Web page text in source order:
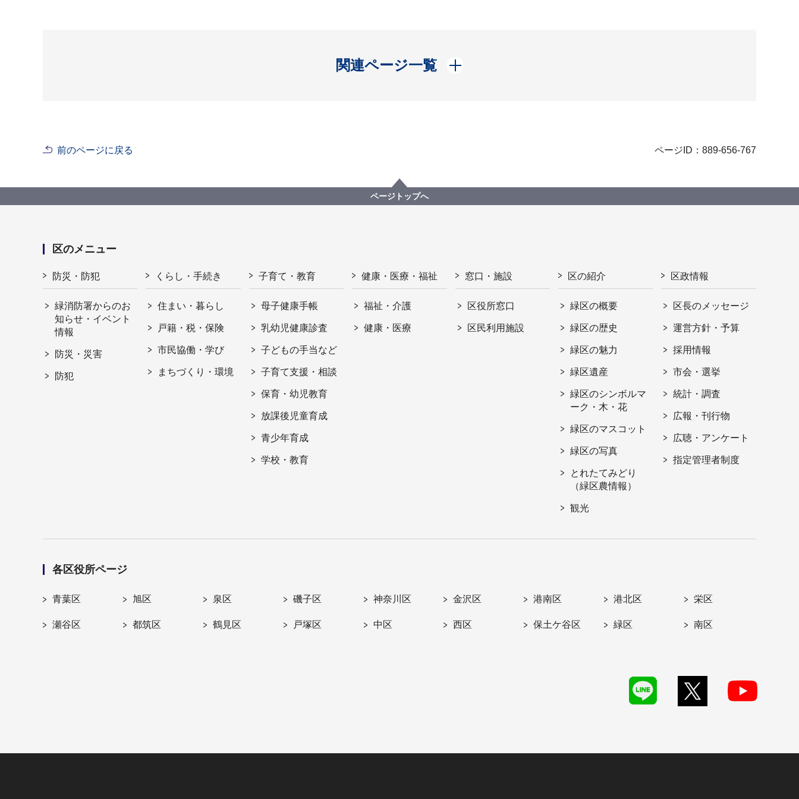
関連ページ一覧
開く
前のページに戻る ページID：889-656-767
ページトップへ
区のメニュー
防災・防犯
緑消防署からのお
知らせ・イベント
情報
防災・災害
防犯
くらし・手続き
住まい・暮らし
戸籍・税・保険
市民協働・学び
まちづくり・環境
子育て・教育
母子健康手帳
乳幼児健康診査
子どもの手当など
子育て支援・相談
保育・幼児教育
放課後児童育成
青少年育成
学校・教育
健康・医療・福祉
福祉・介護
健康・医療
窓口・施設
区役所窓口
区民利用施設
区の紹介
緑区の概要
緑区の歴史
緑区の魅力
緑区遺産
緑区のシンボルマ
ーク・木・花
緑区のマスコット
緑区の写真
とれたてみどり
（緑区農情報）
観光
区政情報
区長のメッセージ
運営方針・予算
採用情報
市会・選挙
統計・調査
広報・刊行物
広聴・アンケート
指定管理者制度
各区役所ページ
青葉区 旭区 泉区 磯子区 神奈川区 金沢区 港南区 港北区 栄区
瀬谷区 都筑区 鶴見区 戸塚区 中区 西区 保土ケ谷区 緑区 南区